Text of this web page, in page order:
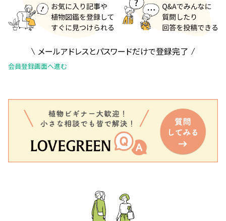
メールアドレスとパスワードだけで登録完了
会員登録画面へ進む